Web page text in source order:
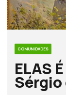
COMUNIDADES
ELAS
Sérgio